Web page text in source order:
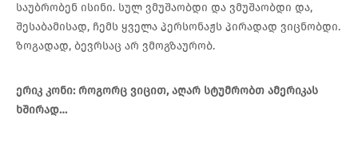
საუბრობენ ისინი. სულ ვმუშაობდი და ვმუშაობდი და,
შესაბამისად, ჩემს ყველა პერსონაჟს პირადად ვიცნობდი.
ზოგადად, ბევრსაც არ ვმოგზაურობ.
ერიკ კონი: როგორც ვიცით, აღარ სტუმრობთ ამერიკას
ხშირად…